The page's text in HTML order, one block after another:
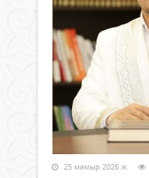
25 мамыр 2026 ж.